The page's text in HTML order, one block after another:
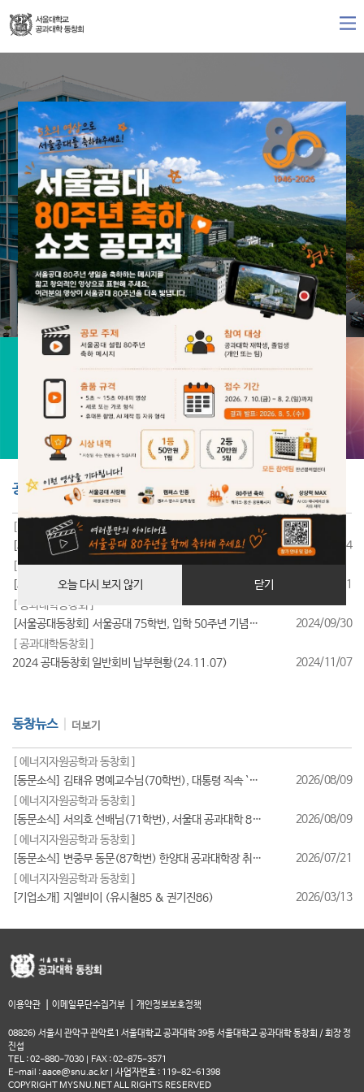
오늘 다시 보지 않기 닫기
공지사항 더보기
[ 공과대학동창회 ]
[서울공대동창회] 서울공대 85학번, 입학 40주년 기념행사 성료
2025/07/24
[ 공과대학동창회 ]
[서울공대동창회] 서울공대 95학번, 입학 30주년 기념행사 성료
2025/07/11
[ 공과대학동창회 ]
[서울공대동창회] 서울공대 75학번, 입학 50주년 기념행사 성료
2024/09/30
[ 공과대학동창회 ]
2024 공대동창회 일반회비 납부현황(24.11.07)
2024/11/07
동창뉴스 더보기
[ 에너지자원공학과 동창회 ]
[동문소식] 김태유 명예교수님(70학번), 대통령 직속 `규제합리화위원회 부위원장` 위촉
2026/08/09
[ 에너지자원공학과 동창회 ]
[동문소식] 서의호 선배님(71학번), 서울대 공과대학 80주년 기념 쇼츠(Shorts) 공모전 `2등` 수상!
2026/08/09
[ 에너지자원공학과 동창회 ]
[동문소식] 변중무 동문(87학번) 한양대 공과대학장 취임(2026/7/1일자)
2026/07/21
[ 에너지자원공학과 동창회 ]
[기업소개] 지엘비이 (유시철85 & 권기진86)
2026/03/13
이용약관 이메일무단수집거부 개인정보보호정책
08826) 서울시 관악구 관악로1 서울대학교 공과대학 39동 서울대학교 공과대학 동창회 / 회장 정
진섭
TEL : 02-880-7030 | FAX : 02-875-3571
E-mail : aace@snu.ac.kr | 사업자번호 : 119-82-61398
COPYRIGHT MYSNU.NET ALL RIGHTS RESERVED